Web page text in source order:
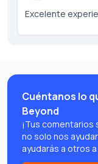
Excelente
Cuéntanos lo
Beyond
¡Tus comentarios
no solo nos
ayudarás a otros